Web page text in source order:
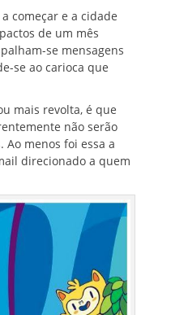
começar e a cidade
de um mês
se mensagens
se ao carioca que
mais revolta, é que
não serão
Ao menos foi essa a
direcionado a quem